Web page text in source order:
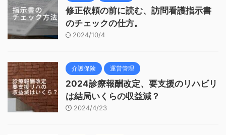
修正依頼の前に読む、訪問看護指示書
のチェックの仕方。
2024/10/4
介護保険 運営管理
2024診療報酬改定、要支援のリハビリ
は結局いくらの収益減？
2024/4/23